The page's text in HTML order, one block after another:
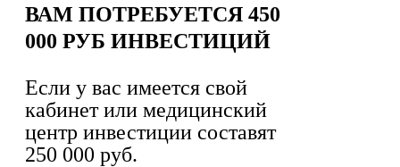
ВАМ ПОТРЕБУЕТСЯ 450
000 РУБ ИНВЕСТИЦИЙ
Если у вас имеется свой
кабинет или медицинский
центр инвестиции составят
250 000 руб.